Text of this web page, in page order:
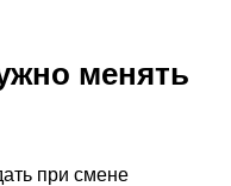
менять
при смене